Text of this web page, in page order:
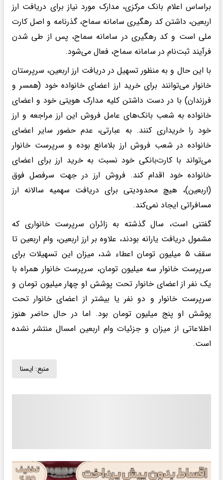
براساس اعلام بانک مرکزی، مدارک مورد نیاز برای دریافت ارز
اربعین، داشتن کد رهگیری سامانه سماح، گذرنامه و اصل کارت
ملی است و کد رهگیری در سامانه سماح، پس از طی شدن
فرآیند ثبت‌نام در سامانه سماح، فعال می‌شود.
با این حال و به منظور تسهیل در دریافت ارز اربعین، سرپرستان
خانوار می‌توانند برای خرید ارز اعضای خانواده خود (همسر و
فرزندان) با در دست داشتن کلیه مدارک هویتی خود و اعضای
خانواده به شعب بانک‌های عامل فروش این ارز مراجعه و ارز
خود را خریداری کنند. به عبارتی، عدم حضور سایر اعضای
خانواده در شعب فروش ارز بلامانع بوده و سرپرست خانوار
می‌تواند با کارت‌بانکی خود نسبت به خرید ارز برای اعضای
خانواده خود اقدام کند. فروش ارز در جهت سرفصل فوق
(اربعین)، هیچ محدودیتی برای دریافت سهمیه سالانه ارز
مسافراتی ایجاد نمی‌کند.
گفتنی است، سال گذشته به زائران سرپرست خانواری که
مشمول دریافت یارانه بودند، علاوه بر ارز اربعین، وام اربعین تا
سقف ۵ میلیون تومان اعطاء شد، میزان این تسهیلات برای
سرپرست خانوار سه میلیون تومان، سرپرست خانوار همراه با
یک نفر از اعضای خانوار تحت پوشش او چهار میلیون تومان و
سرپرست خانوار و دو نفر یا بیشتر از اعضای خانوار تحت
پوشش او پنج میلیون تومان بود. اما در حال حاضر هنوز
اطلاعاتی از میزان و جزئیات وام اربعین امسال منتشر نشده
است.
منبع: ايسنا